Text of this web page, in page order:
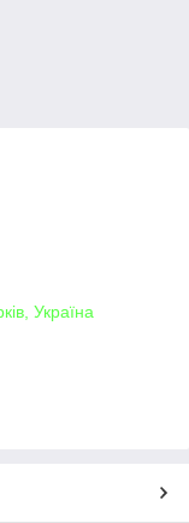
Україна